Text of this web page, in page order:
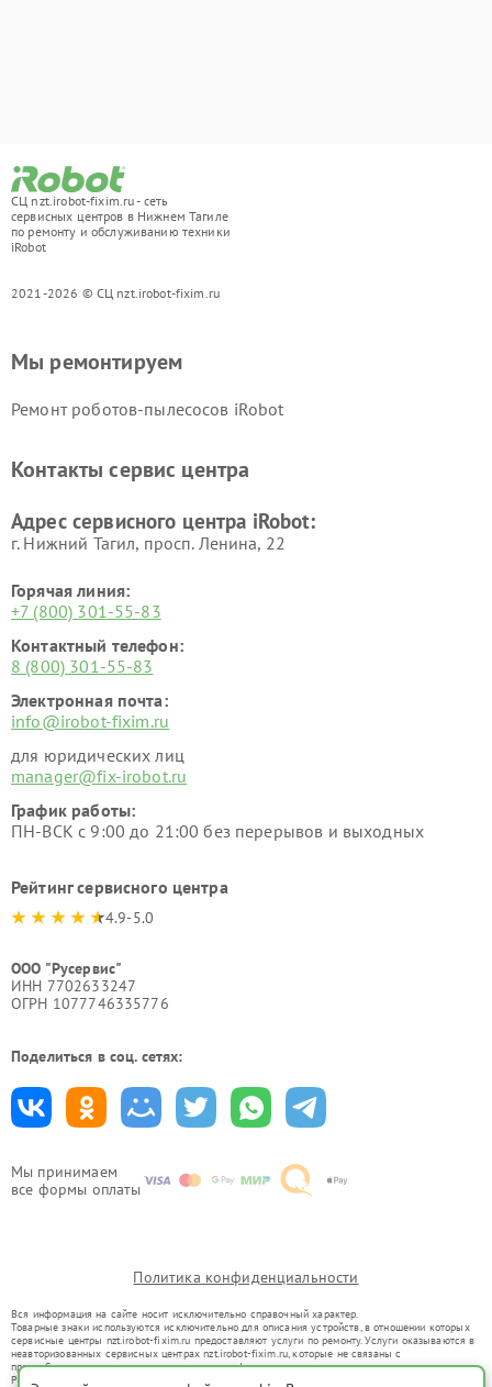
СЦ nzt.irobot-fixim.ru - сеть
сервисных центров в Нижнем Тагиле
по ремонту и обслуживанию техники
iRobot
2021-2026 © СЦ nzt.irobot-fixim.ru
Мы принимаем
все формы оплаты
Мы ремонтируем
Ремонт роботов-пылесосов iRobot
Контакты сервис центра
Адрес сервисного центра iRobot:
г. Нижний Тагил, просп. Ленина, 22
Горячая линия:
+7 (800) 301-55-83
Контактный телефон:
8 (800) 301-55-83
Электронная почта:
info@irobot-fixim.ru
для юридических лиц
manager@fix-irobot.ru
График работы:
ПН-ВСК с 9:00 до 21:00 без перерывов и выходных
Рейтинг сервисного центра
4.9-5.0
ООО "Русервис"
ИНН 7702633247
ОГРН 1077746335776
Поделиться в соц. сетях:
Политика конфиденциальности
Вся информация на сайте носит исключительно справочный характер.
Товарные знаки используются исключительно для описания устройств, в отношении которых
сервисные центры nzt.irobot-fixim.ru предоставляют услуги по ремонту. Услуги оказываются в
неавторизованных сервисных центрах nzt.irobot-fixim.ru, которые не связаны с
правообладателями товарных знаков или их официальными представителями.
Ремонт осуществляется для устройств, уже введенных в гражданский оборот в соответствии